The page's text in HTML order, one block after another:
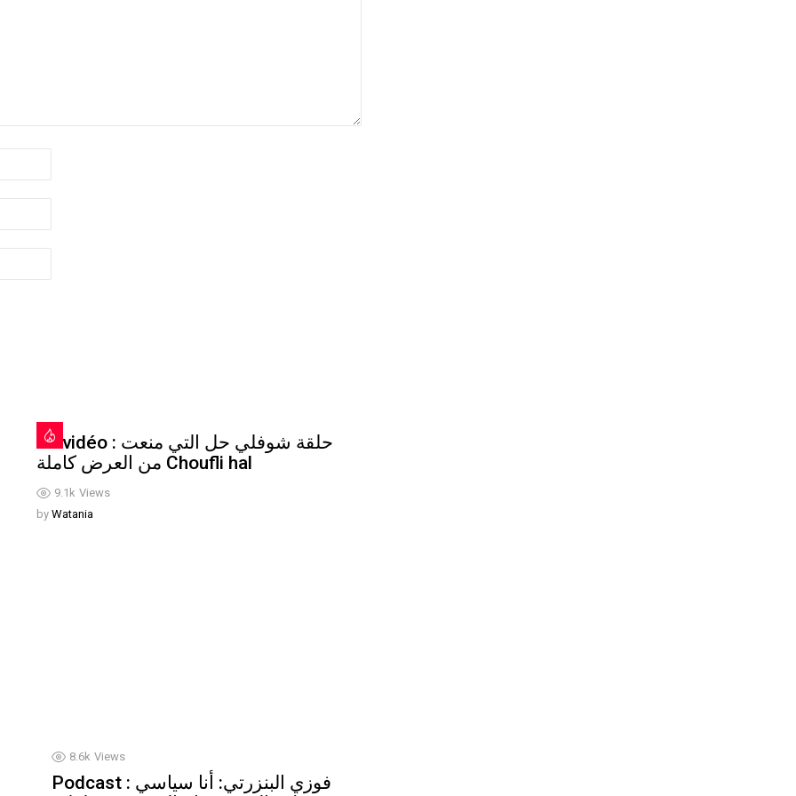
9.1k Views
En vidéo : حلقة شوفلي حل التي منعت
من العرض كاملة Choufli hal
by Watania
8.6k Views
Podcast : فوزي البنزرتي: أنا سياسي